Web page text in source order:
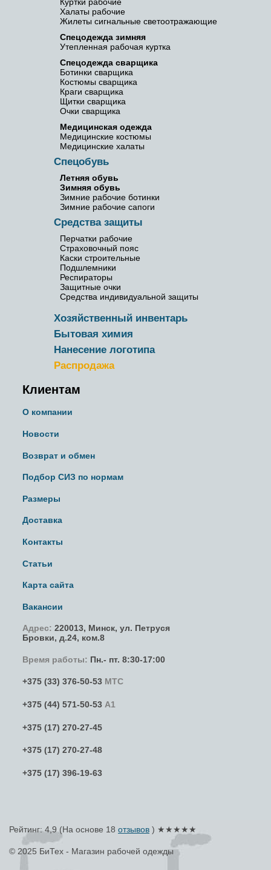
Куртки рабочие
Халаты рабочие
Жилеты сигнальные светоотражающие
Спецодежда зимняя
Утепленная рабочая куртка
Спецодежда сварщика
Ботинки сварщика
Костюмы сварщика
Краги сварщика
Щитки сварщика
Очки сварщика
Медицинская одежда
Медицинские костюмы
Медицинские халаты
Спецобувь
Летняя обувь
Зимняя обувь
Зимние рабочие ботинки
Зимние рабочие сапоги
Средства защиты
Перчатки рабочие
Страховочный пояс
Каски строительные
Подшлемники
Респираторы
Защитные очки
Средства индивидуальной защиты
Хозяйственный инвентарь
Бытовая химия
Нанесение логотипа
Распродажа
Клиентам
О компании
Новости
Возврат и обмен
Подбор СИЗ по нормам
Размеры
Доставка
Контакты
Статьи
Карта сайта
Вакансии
Адрес: 220013, Минск, ул. Петруся
Бровки, д.24, ком.8
Время работы: Пн.- пт. 8:30-17:00
+375 (33) 376-50-53 МТС
+375 (44) 571-50-53 А1
+375 (17) 270-27-45
+375 (17) 270-27-48
+375 (17) 396-19-63
Рейтинг: 4,9 (На основе 18 отзывов ) ★★★★★
© 2025 БиТех - Магазин рабочей одежды